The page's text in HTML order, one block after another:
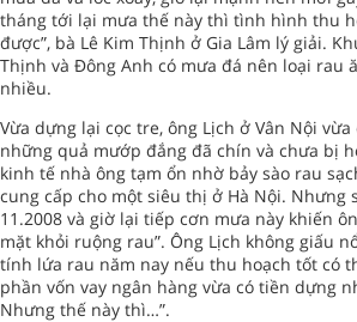
tháng tới lại mưa thế này thì tình hình thu
được”, bà Lê Kim Thịnh ở Gia Lâm lý giải.
Thịnh và Đông Anh có mưa đá nên loại rau
nhiều.
Vừa dựng lại cọc tre, ông Lịch ở Vân Nội
những quả mướp đắng đã chín và chưa bị
kinh tế nhà ông tạm ổn nhờ bảy sào rau
cung cấp cho một siêu thị ở Hà Nội. Nhưng
11.2008 và giờ lại tiếp cơn mưa này khiến
mặt khỏi ruộng rau”. Ông Lịch không giấu
tính lứa rau năm nay nếu thu hoạch tốt có
phần vốn vay ngân hàng vừa có tiền dựng
Nhưng thế này thì…”.